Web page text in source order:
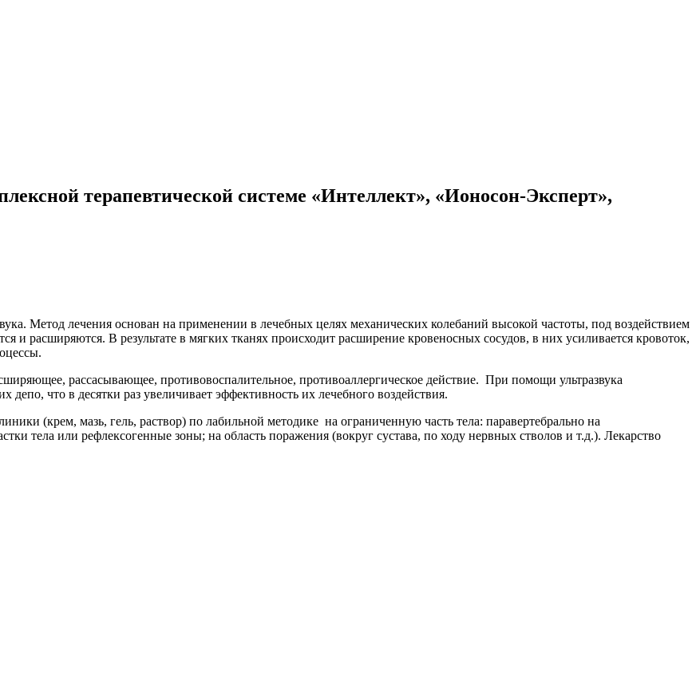
терапевтической системе «Интеллект», «Ионосон-Эксперт»,
Метод лечения основан на применении в лечебных целях механических колебаний высокой частоты, под воздействием
и расширяются. В результате в мягких тканях происходит расширение кровеносных сосудов, в них усиливается кровоток,
рассасывающее, противовоспалительное, противоаллергическое действие. При помощи ультразвука
депо, что в десятки раз увеличивает эффективность их лечебного воздействия.
(крем, мазь, гель, раствор) по лабильной методике на ограниченную часть тела: паравертебрально на
тела или рефлексогенные зоны; на область поражения (вокруг сустава, по ходу нервных стволов и т.д.). Лекарство